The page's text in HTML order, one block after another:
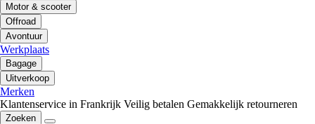
Motor & scooter
Offroad
Avontuur
Werkplaats
Bagage
Uitverkoop
Merken
Klantenservice in Frankrijk Veilig betalen Gemakkelijk retourneren
Zoeken